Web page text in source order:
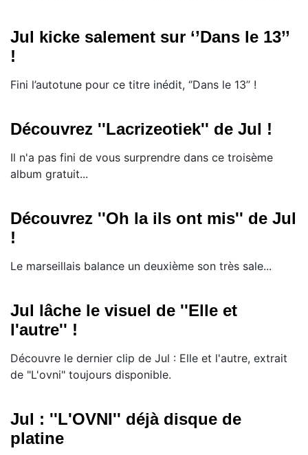
Jul kicke salement sur ‘’Dans le 13’’
!
Fini l’autotune pour ce titre inédit, ‘’Dans le 13’’ !
Découvrez ''Lacrizeotiek'' de Jul !
Il n'a pas fini de vous surprendre dans ce troisème
album gratuit...
Découvrez ''Oh la ils ont mis'' de Jul
!
Le marseillais balance un deuxième son très sale...
Jul lâche le visuel de ''Elle et
l'autre'' !
Découvre le dernier clip de Jul : Elle et l'autre, extrait
de "L'ovni" toujours disponible.
Jul : ''L'OVNI'' déjà disque de
platine